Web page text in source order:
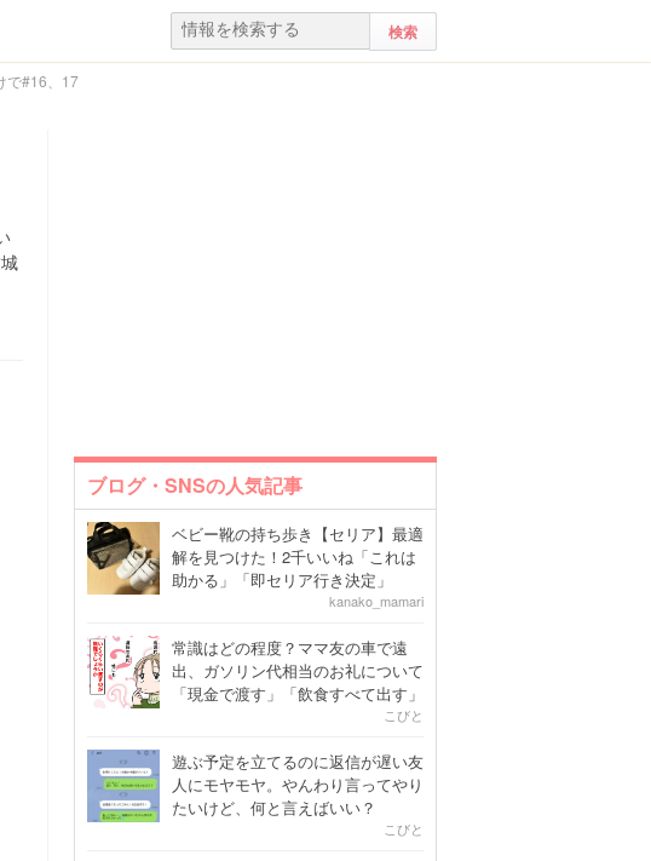
で#16、17
ブログ・SNSの人気記事
ベビー靴の持ち歩き【セリア】最適
解を見つけた！2千いいね「これは
助かる」「即セリア行き決定」
kanako_mamari
常識はどの程度？ママ友の車で遠
出、ガソリン代相当のお礼について
「現金で渡す」「飲食すべて出す」
こびと
遊ぶ予定を立てるのに返信が遅い友
人にモヤモヤ。やんわり言ってやり
たいけど、何と言えばいい？
こびと